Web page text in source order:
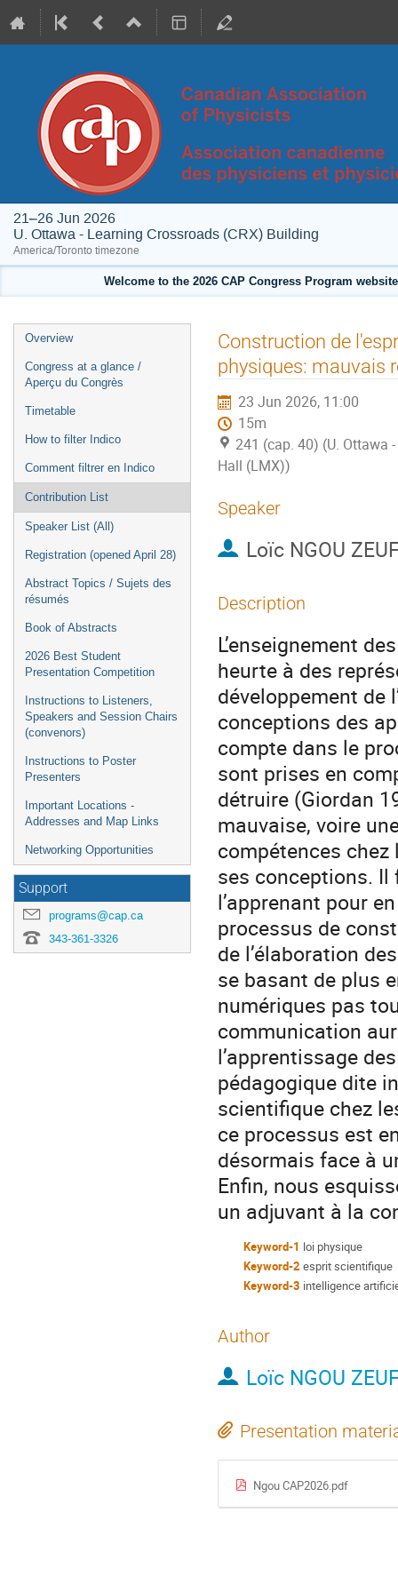
21–26 Jun 2026
U. Ottawa - Learning Crossroads (CRX) Building
America/Toronto timezone
Welcome to the 2026 CAP Congress Program
Event
menu
Overview
Congress at a glance /
Aperçu du Congrès
Timetable
How to filter Indico
Comment filtrer en Indico
Contribution List
Speaker List (All)
Registration (opened April 28)
Abstract Topics / Sujets des
résumés
Book of Abstracts
2026 Best Student
Presentation Competition
Instructions to Listeners,
Speakers and Session Chairs
(convenors)
Instructions to Poster
Presenters
Important Locations -
Addresses and Map Links
Networking Opportunities
Support
programs@cap.ca
343-361-3326
Construction de
physiques: mauvais
23 Jun 2026, 11:00
15m
241 (cap. 40) (U. Ottawa
Hall (LMX))
Speaker
Loïc NGOU
Description
L’enseignement
heurte à des
développement de
conceptions des
compte dans le
sont prises en
détruire (Giordan
mauvaise, voire
compétences
ses conceptions. Il
l’apprenant pour
processus de
de l’élaboration
se basant de plus
numériques pas
communication
l’apprentissage
pédagogique dite
scientifique chez
ce processus est
désormais face à
Enfin, nous
un adjuvant à la
Keyword-1 loi physique
Keyword-2 esprit scientifique
Keyword-3 intelligence
Author
Loïc NGOU
Presentation
Ngou CAP2026.pdf